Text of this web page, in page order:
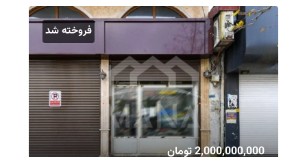
فروخته شد
2,000,000,000 تومان